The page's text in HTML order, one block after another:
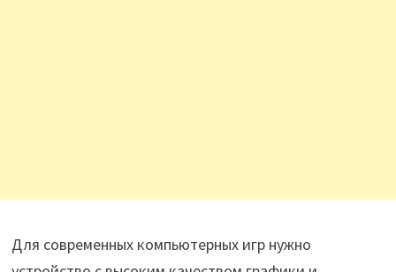
Для современных компьютерных игр нужно